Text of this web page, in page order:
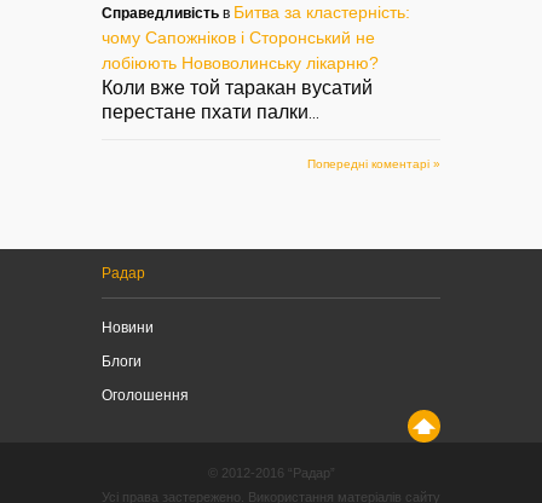
Справедливість в Битва за кластерність:
чому Сапожніков і Сторонський не
лобіюють Нововолинську лікарню?
Коли вже той таракан вусатий
перестане пхати палки
Попередні коментарі »
Радар
Новини
Блоги
Оголошення
© 2012-2016 “Радар”
Усі права застережено. Використання матеріалів сайту